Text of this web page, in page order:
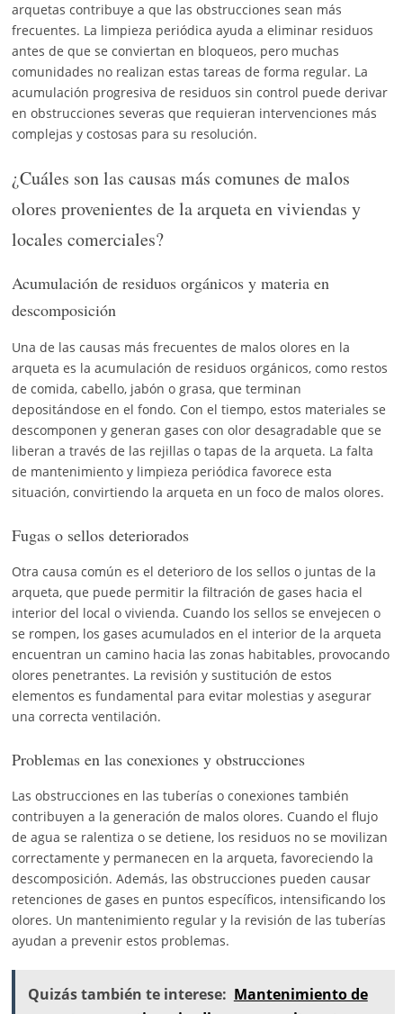
arquetas contribuye a que las obstrucciones sean más
frecuentes. La limpieza periódica ayuda a eliminar residuos
antes de que se conviertan en bloqueos, pero muchas
comunidades no realizan estas tareas de forma regular. La
acumulación progresiva de residuos sin control puede derivar
en obstrucciones severas que requieran intervenciones más
complejas y costosas para su resolución.
¿Cuáles son las causas más comunes de malos
olores provenientes de la arqueta en viviendas y
locales comerciales?
Acumulación de residuos orgánicos y materia en
descomposición
Una de las causas más frecuentes de malos olores en la
arqueta es la acumulación de residuos orgánicos, como restos
de comida, cabello, jabón o grasa, que terminan
depositándose en el fondo. Con el tiempo, estos materiales se
descomponen y generan gases con olor desagradable que se
liberan a través de las rejillas o tapas de la arqueta. La falta
de mantenimiento y limpieza periódica favorece esta
situación, convirtiendo la arqueta en un foco de malos olores.
Fugas o sellos deteriorados
Otra causa común es el deterioro de los sellos o juntas de la
arqueta, que puede permitir la filtración de gases hacia el
interior del local o vivienda. Cuando los sellos se envejecen o
se rompen, los gases acumulados en el interior de la arqueta
encuentran un camino hacia las zonas habitables, provocando
olores penetrantes. La revisión y sustitución de estos
elementos es fundamental para evitar molestias y asegurar
una correcta ventilación.
Problemas en las conexiones y obstrucciones
Las obstrucciones en las tuberías o conexiones también
contribuyen a la generación de malos olores. Cuando el flujo
de agua se ralentiza o se detiene, los residuos no se movilizan
correctamente y permanecen en la arqueta, favoreciendo la
descomposición. Además, las obstrucciones pueden causar
retenciones de gases en puntos específicos, intensificando los
olores. Un mantenimiento regular y la revisión de las tuberías
ayudan a prevenir estos problemas.
Quizás también te interese: Mantenimiento de